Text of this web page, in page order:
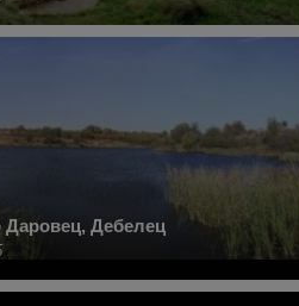
Даровец, Дебелец